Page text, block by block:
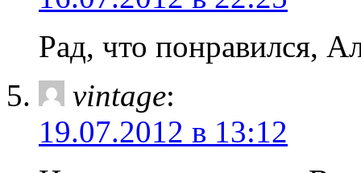
Рад, что понравился,
vintage:
19.07.2012 в 13:12